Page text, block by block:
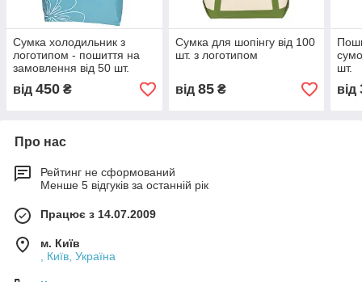
Сумка холодильник з
логотипом - пошиття на
замовлення від 50 шт.
від 450 ₴
Сумка для шопінгу від 100
шт. з логотипом
від 85₴
шт.
від
Про нас
Рейтинг не сформований
Менше 5 відгуків за останній рік
Працює з 14.07.2009
м. Київ
, Київ, Україна